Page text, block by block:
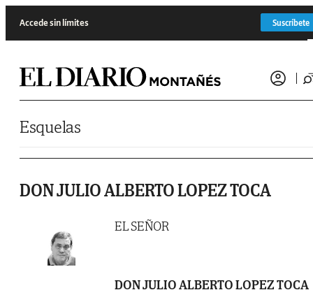
Accede sin límites Suscríbete
Esquelas
DON JULIO ALBERTO LOPEZ TOCA
EL SEÑOR
DON JULIO ALBERTO LOPEZ TOCA